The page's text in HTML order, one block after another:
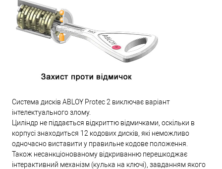
Система дисків ABLOY Protec 2 виключає варіант
інтелектуального злому.
Циліндр не піддається відкриттю відмичками, оскільки в
корпусі знаходиться 12 кодових дисків, які неможливо
одночасно виставити у правильне кодове положення.
Також несанкціонованому відкриванню перешкоджає
інтерактивний механізм (кулька на ключі), завданням якого